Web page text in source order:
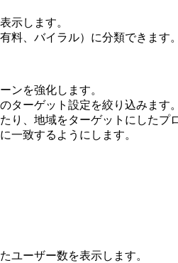
示します。
料、バイラル）に分類できます。
ンを強化します。
ターゲット設定を絞り込みます。
、地域をターゲットにしたプ
一致するようにします。
ユーザー数を表示します。